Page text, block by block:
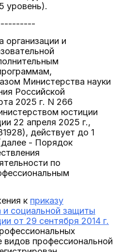
уровень).
организации и
Министерства науки
Российской
2025 г. N 266
юстиции
22 апреля 2025 г.,
действует до 1
- Порядок
по
к приказу
социальной защиты
от 29 сентября 2014 г.
видов профессиональной